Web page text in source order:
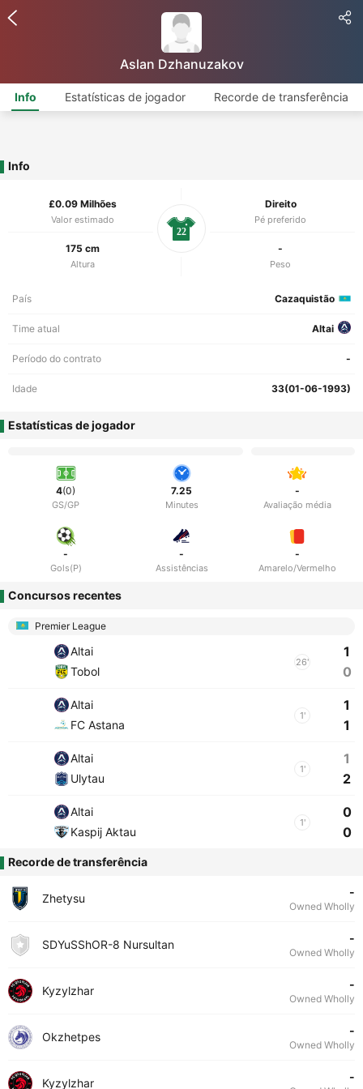
Aslan Dzhanuzakov
Info Estatísticas de jogador Recorde de transferência
Info
£0.09 Milhões
Valor estimado
Direito
Pé preferido
175 cm
Altura
-
Peso
22
País Cazaquistão
Time atual Altai
Período do contrato -
Idade 33(01-06-1993)
Estatísticas de jogador
4(0)
GS/GP
7.25
Minutes
-
Avaliação média
-
Gols(P)
-
Assistências
-
Amarelo/Vermelho
Concursos recentes
Premier League
Altai
Tobol
26'
1
0
Altai
FC Astana
1'
1
1
Altai
Ulytau
1'
1
2
Altai
Kaspij Aktau
1'
0
0
Recorde de transferência
Zhetysu -
Owned Wholly
SDYuSShOR-8 Nursultan -
Owned Wholly
Kyzylzhar -
Owned Wholly
Okzhetpes -
Owned Wholly
Kyzylzhar -